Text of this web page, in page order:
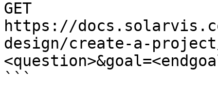
GET
https://
design/create-a-project/
```